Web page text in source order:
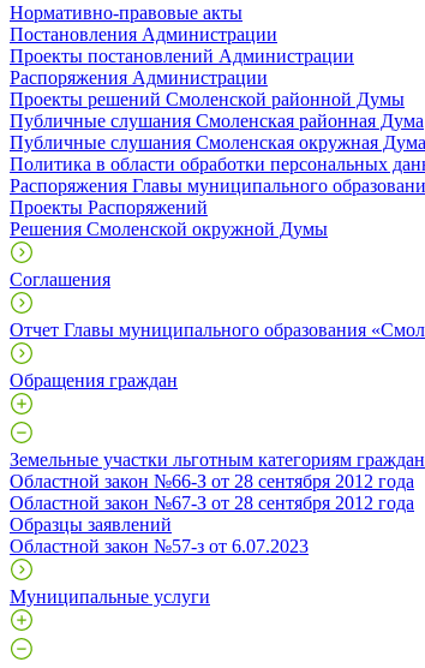
Нормативно-правовые акты
Постановления Администрации
Проекты постановлений Администрации
Распоряжения Администрации
Проекты решений Смоленской районной Думы
Публичные слушания Смоленская районная Дума
Публичные слушания Смоленская окружная Дума
Политика в области обработки персональных
Распоряжения Главы муниципального
Проекты Распоряжений
Решения Смоленской окружной Думы
Соглашения
Отчет Главы муниципального образования
Обращения граждан
Земельные участки льготным категориям граждан
Областной закон №66-З от 28 сентября 2012 года
Областной закон №67-З от 28 сентября 2012 года
Образцы заявлений
Областной закон №57-з от 6.07.2023
Муниципальные услуги